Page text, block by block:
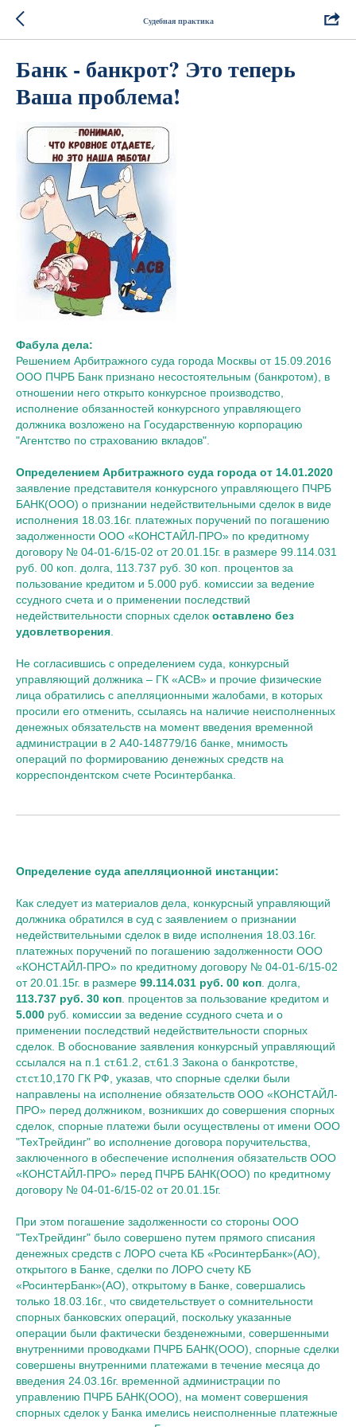
Судебная практика
Банк - банкрот? Это теперь
Ваша проблема!
Фабула дела:
Решением Арбитражного суда города Москвы от 15.09.2016
ООО ПЧРБ Банк признано несостоятельным (банкротом), в
отношении него открыто конкурсное производство,
исполнение обязанностей конкурсного управляющего
должника возложено на Государственную корпорацию
"Агентство по страхованию вкладов".
Определением Арбитражного суда города от 14.01.2020
заявление представителя конкурсного управляющего ПЧРБ
БАНК(ООО) о признании недействительными сделок в виде
исполнения 18.03.16г. платежных поручений по погашению
задолженности ООО «КОНСТАЙЛ-ПРО» по кредитному
договору № 04-01-6/15-02 от 20.01.15г. в размере 99.114.031
руб. 00 коп. долга, 113.737 руб. 30 коп. процентов за
пользование кредитом и 5.000 руб. комиссии за ведение
ссудного счета и о применении последствий
недействительности спорных сделок оставлено без
удовлетворения
Не согласившись с определением суда, конкурсный
управляющий должника – ГК «АСВ» и прочие физические
лица обратились с апелляционными жалобами, в которых
просили его отменить, ссылаясь на наличие неисполненных
денежных обязательств на момент введения временной
администрации в 2 А40-148779/16 банке, мнимость
операций по формированию денежных средств на
корреспондентском счете Росинтербанка.
Определение суда апелляционной инстанции:
Как следует из материалов дела, конкурсный управляющий
должника обратился в суд с заявлением о признании
недействительными сделок в виде исполнения 18.03.16г.
платежных поручений по погашению задолженности ООО
«КОНСТАЙЛ-ПРО» по кредитному договору № 04-01-6/15-02
от 20.01.15г. в размере 99.114.031 руб. 00 коп . долга,
113.737 руб. 30 коп . процентов за пользование кредитом и
5.000 руб. комиссии за ведение ссудного счета и о
применении последствий недействительности спорных
сделок. В обоснование заявления конкурсный управляющий
ссылался на п.1 ст.61.2, ст.61.3 Закона о банкротстве,
ст.ст.10,170 ГК РФ, указав, что спорные сделки были
направлены на исполнение обязательств ООО «КОНСТАЙЛ-
ПРО» перед должником, возникших до совершения спорных
сделок, спорные платежи были осуществлены от имени ООО
"ТехТрейдинг" во исполнение договора поручительства,
заключенного в обеспечение исполнения обязательств ООО
«КОНСТАЙЛ-ПРО» перед ПЧРБ БАНК(ООО) по кредитному
договору № 04-01-6/15-02 от 20.01.15г.
При этом погашение задолженности со стороны ООО
"ТехТрейдинг" было совершено путем прямого списания
денежных средств с ЛОРО счета КБ «РосинтерБанк»(АО),
открытого в Банке, сделки по ЛОРО счету КБ
«РосинтерБанк»(АО), открытому в Банке, совершались
только 18.03.16г., что свидетельствует о сомнительности
спорных банковских операций, поскольку указанные
операции были фактически безденежными, совершенными
внутренними проводками ПЧРБ БАНК(ООО), спорные сделки
совершены внутренними платежами в течение месяца до
введения 24.03.16г. временной администрации по
управлению ПЧРБ БАНК(ООО), на момент совершения
спорных сделок у Банка имелись неисполненные платежные